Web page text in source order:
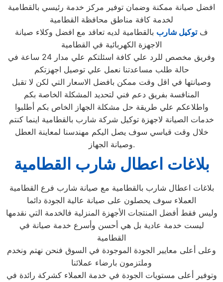
افضل صيانة ممكنة وضمان توفير مركز خدمة رئيسي بالقطامية
لخدمة كافة مناطق محافظة القطامية
فتوكيل شارب بالقطامية لديه تعاقد مع افضل وكلاء صيانة
الاجهزة الكهربائية في القطامية
وفريق مخصص للرد علي كافة اسئلتكم علي مدار 24 ساعة في
حالة طلب مساعدتنا نعمل علي توصيل اجهزتكم
وصيانتها في اقل وقت ممكن بافضل الاسعار التي لكن لا تقبل
المنافسة بفريق دعم فني لتحديد المشكلة الخاصة بكم
واطلاعكم علي طريقة حل مشكلة الجهاز الخاص بكم أطلبوا
خدمات الصيانة لاجهزة توكيل شركة شارب بالقطامية اينما كنتم
خلال وقت قياسي سوف يصل اليكم مهندسنا لمعاينة العطل
وصيانة الجهاز.
بلاغات اعطال شارب القطامية
بلاغات اعطال شارب بالقطامية مع صيانة شارب فرع القطامية
العملاء سوف يحصلون على صيانة عالية الجودة دائما
وليس فقط أفضل المنتجات الأجهزة المنزلية فالخدمة التي نقدمها
ليست خدمة عادية بل هي أحسن وأسرع خدمة صيانة في
القطامية
وعلى أعلى معايير الجودة الموجودة في السوق فنحن نهتم ونخدم
وملتزمون بارضاء عملائنا
وتوفير أعلى مستويات الجودة في خدمة العملاء كشركة رائدة في